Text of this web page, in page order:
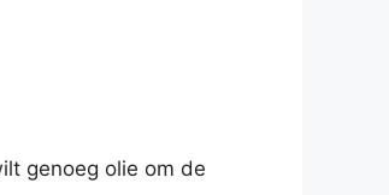
genoeg olie om de